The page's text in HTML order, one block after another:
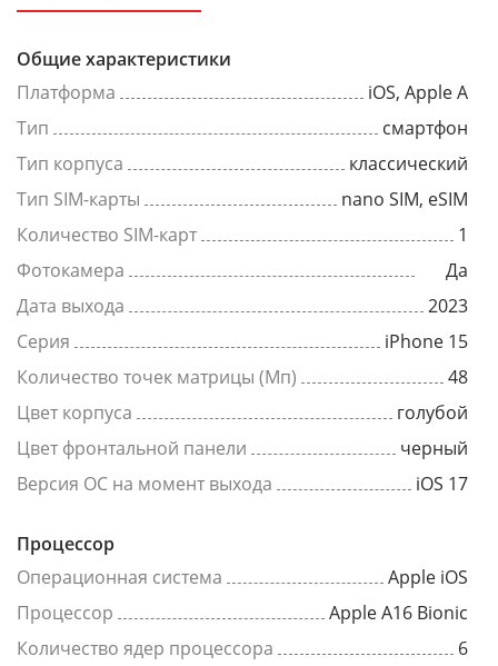
Общие характеристики
Платформа
iOS, Apple A
Тип
смартфон
Тип корпуса
классический
Тип SIM-карты
nano SIM, eSIM
Количество SIM-карт
1
Фотокамера
Да
Дата выхода
2023
Серия
iPhone 15
Количество точек матрицы (Мп)
48
Цвет корпуса
голубой
Цвет фронтальной панели
черный
Версия ОС на момент выхода
iOS 17
Процессор
Операционная система
Apple iOS
Процессор
Apple A16 Bionic
Количество ядер процессора
6